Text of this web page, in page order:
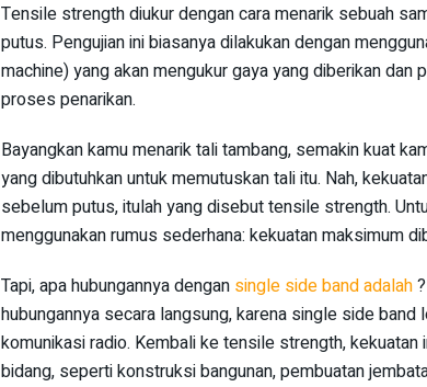
Tensile strength diukur dengan cara menarik sebuah
putus. Pengujian ini biasanya dilakukan dengan
machine) yang akan mengukur gaya yang diberikan
proses penarikan.
Bayangkan kamu menarik tali tambang, semakin kuat
yang dibutuhkan untuk memutuskan tali itu. Nah,
sebelum putus, itulah yang disebut tensile strength.
menggunakan rumus sederhana: kekuatan maksimum
Tapi, apa hubungannya dengan single side band adalah
hubungannya secara langsung, karena single side
komunikasi radio. Kembali ke tensile strength,
bidang, seperti konstruksi bangunan, pembuatan